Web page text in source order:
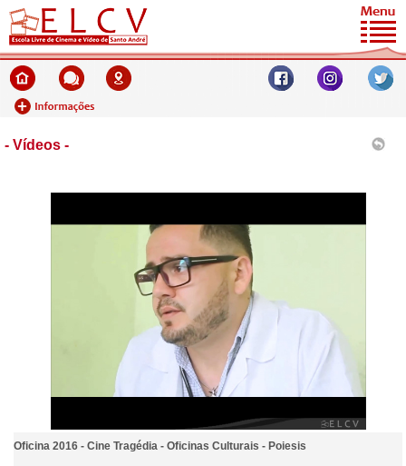
- Vídeos -
Oficina 2016 - Cine Tragédia - Oficinas Culturais - Poiesis